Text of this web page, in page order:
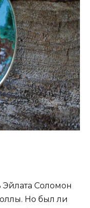
Эйлата Соломон
Но был ли